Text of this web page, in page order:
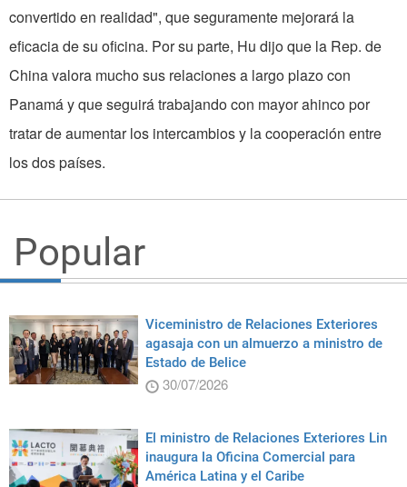
convertido en realidad", que seguramente mejorará la
eficacia de su oficina. Por su parte, Hu dijo que la Rep. de
China valora mucho sus relaciones a largo plazo con
Panamá y que seguirá trabajando con mayor ahinco por
tratar de aumentar los intercambios y la cooperación entre
los dos países.
Popular
Viceministro de Relaciones Exteriores
agasaja con un almuerzo a ministro de
Estado de Belice
30/07/2026
El ministro de Relaciones Exteriores Lin
inaugura la Oficina Comercial para
América Latina y el Caribe